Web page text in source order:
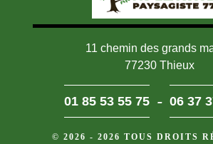
11 chemin des grands
77230 Thieux
01 85 53 55 75 - 06 37
© 2026 - 2026 TOUS DROITS